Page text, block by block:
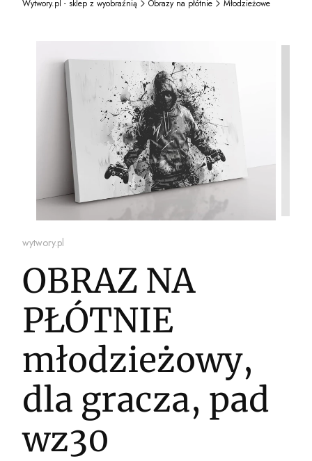
Wytwory.pl - sklep z wyobraźnią Obrazy na płótnie Młodzieżowe
wytwory.pl
OBRAZ NA
PŁÓTNIE
młodzieżowy,
dla gracza, pad
wz30